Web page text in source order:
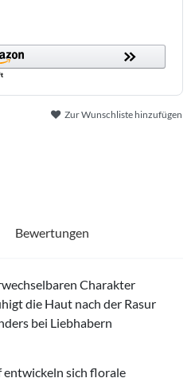
Zur Wunschliste hinzufügen
Bewertungen
Charakter
die Haut nach der Rasur
bei Liebhabern
entwickeln sich florale